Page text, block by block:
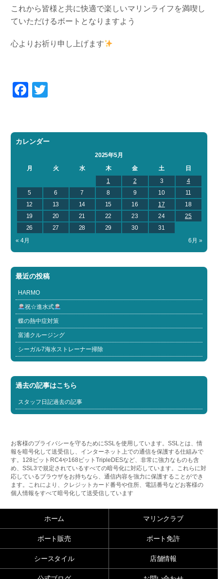
これから皆様と共に快適で楽しいマリンライフを満喫し
ていただけるボートとなりますよう
心よりお祈り申し上げます
Facebook
カレンダー
2025年5月
月
火 水 木 金 土
日
1
2 3
4
5
6 7 8 9 10
11
12
13 14 15 16 17
18
19
20 21 22 23 24
25
26
27 28 29 30
31
« 4月
6月 »
最近の投稿
HARMO
祝☆進水式
蝶の熱中症対策
富浦クルージング
シーガル7海水ストレーナー掃除
過去の記事はこちら
スタッフ日記過去の記事
お客様のプライバシーを守るためにSSLを使用しています。SSLとは、情
報を暗号化して送受信し、インターネット上での通信を保護する仕組みで
す。128ビットRC4や168ビットTripleDESなど、非常に強力なものも含
め、SSL3で規定されているすべての暗号化に対応しています。これらに対
応しているブラウザをお持ちなら、通信内容を強力に保護することができ
ます。これにより、クレジットカード番号や住所、電話番号などお客様の
個人情報をすべて暗号化して送受信しています
ホーム マリンクラブ
ボート販売 ボート免許
シースタイル 店舗情報